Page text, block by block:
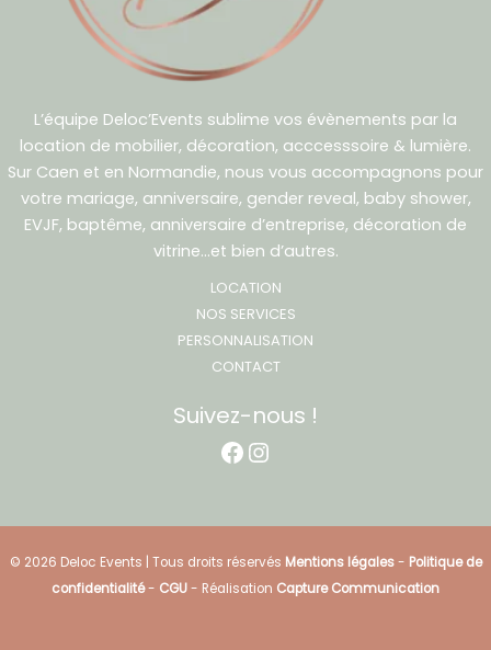
L’équipe Deloc’Events sublime vos évènements par la
location de mobilier, décoration, acccesssoire & lumière.
Sur Caen et en Normandie, nous vous accompagnons pour
votre mariage, anniversaire, gender reveal, baby shower,
EVJF, baptême, anniversaire d’entreprise, décoration de
vitrine…et bien d’autres.
LOCATION
NOS SERVICES
PERSONNALISATION
CONTACT
Suivez-nous !
Facebook
Instagram
© 2026 Deloc Events | Tous droits réservés Mentions légales- Politique de
confidentialité- CGU- Réalisation Capture Communication